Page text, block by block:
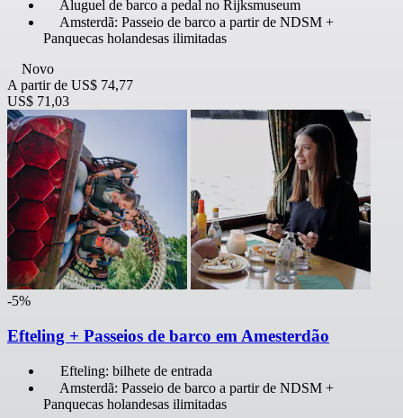
Aluguel de barco a pedal no Rijksmuseum
Amsterdã: Passeio de barco a partir de NDSM +
Panquecas holandesas ilimitadas
Novo
A partir de US$ 74,77
US$ 71,03
-5%
Efteling + Passeios de barco em Amesterdão
Efteling: bilhete de entrada
Amsterdã: Passeio de barco a partir de NDSM +
Panquecas holandesas ilimitadas